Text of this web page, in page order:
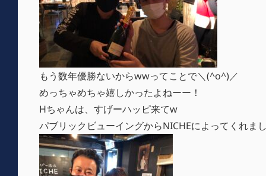
もう数年優勝ないからwwってことで＼(^o^)／
めっちゃめちゃ嬉しかったよねーー！
Hちゃんは、すげーハッピ来てw
パブリックビューイングからNICHEによってくれま